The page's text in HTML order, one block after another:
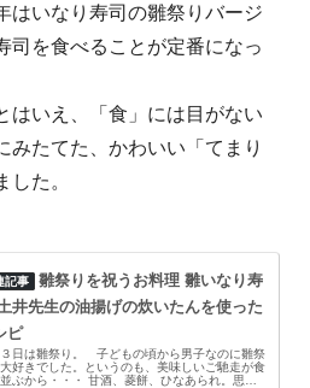
はいなり寿司の雛祭りバージ
司を食べることが定番になっ
はいえ、「食」には目がない
みたてた、かわいい「てまり
た。
雛祭りを祝うお料理 雛いなり寿
井先生の油揚げの炊いたんを使った
ピ
３日は雛祭り。 子どもの頃から男子なのに雛祭
大好きでした。というのも、美味しいご馳走が食
ぶから・・・ 甘酒、菱餅、ひなあられ。思う